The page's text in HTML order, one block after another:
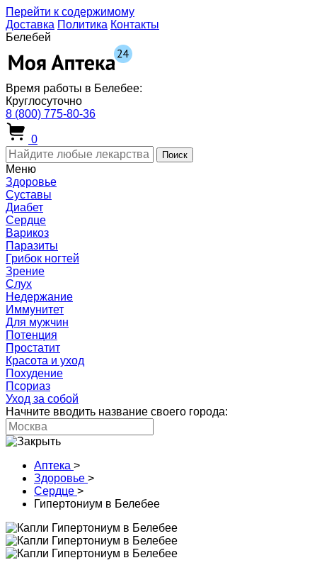
Перейти к содержимому
Доставка Политика Контакты
Белебей
Время работы в Белебее:
Круглосуточно
8 (800) 775-80-36
0
Поиск
Меню
Здоровье
Суставы
Диабет
Сердце
Варикоз
Паразиты
Грибок ногтей
Зрение
Слух
Недержание
Иммунитет
Для мужчин
Потенция
Простатит
Красота и уход
Похудение
Псориаз
Уход за собой
Начните вводить название своего города:
Аптека >
Здоровье >
Сердце >
Гипертониум в Белебее